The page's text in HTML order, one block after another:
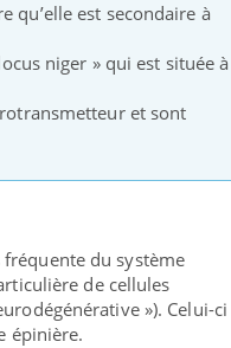
qu’elle est secondaire à
niger » qui est située à
et sont
fréquente du système
de cellules
»). Celui-ci
épinière.